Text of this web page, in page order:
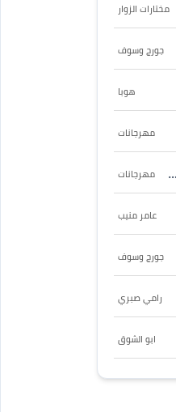
مختارات الزوار
جورج وسوف
هوبا
مهرجانات
مهرجانات
عامر منيب
جورج وسوف
رامي صبري
ابو الشوق